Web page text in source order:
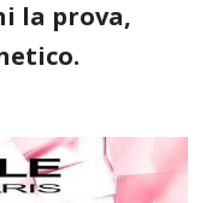
la prova,